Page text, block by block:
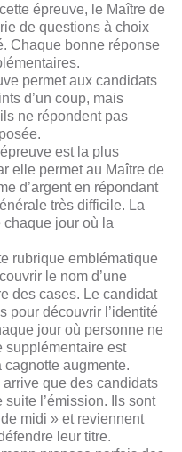
épreuve, le Maître de
de questions à choix
Chaque bonne réponse
permet aux candidats
d’un coup, mais
ne répondent pas
est la plus
elle permet au Maître de
d’argent en répondant
très difficile. La
jour où la
rubrique emblématique
le nom d’une
des cases. Le candidat
pour découvrir l’identité
jour où personne ne
supplémentaire est
augmente.
arrive que des candidats
l’émission. Ils sont
midi » et reviennent
leur titre.